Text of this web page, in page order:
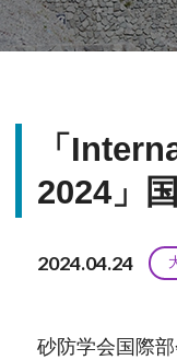
「
2024」
2024.04.24
砂防学会国際